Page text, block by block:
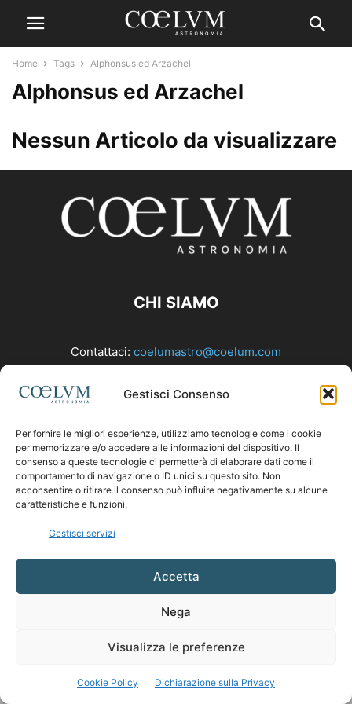
Gestisci Consenso
Per fornire le migliori esperienze, utilizziamo tecnologie come i cookie
per memorizzare e/o accedere alle informazioni del dispositivo. Il
consenso a queste tecnologie ci permetterà di elaborare dati come il
comportamento di navigazione o ID unici su questo sito. Non
acconsentire o ritirare il consenso può influire negativamente su alcune
caratteristiche e funzioni.
Gestisci servizi
Accetta
Nega
Visualizza le preferenze
Cookie Policy Dichiarazione sulla Privacy
Home Tags Alphonsus ed Arzachel
Alphonsus ed Arzachel
Nessun Articolo da visualizzare
CHI SIAMO
Contattaci: coelumastro@coelum.com
SEGUICI